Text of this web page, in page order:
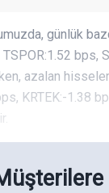
günlük
bps,
azalan
KRTEK:-1.38